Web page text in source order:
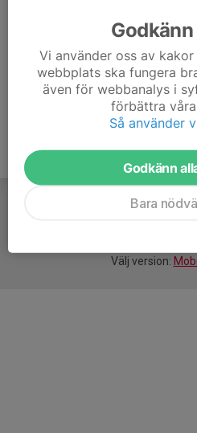
Välj version: Mobil
Vi använder oss av
webbplats ska fungera
även för webbanalys i
förbättra
Så använder
Godkänn
Bara